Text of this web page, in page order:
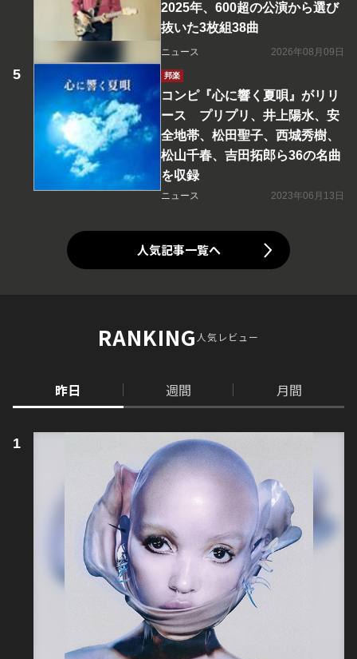
2025年、600超の公演から選び
抜いた3枚組38曲
ニュース 2026年08月09日
邦楽
コンピ『心に響く夏唄』がリリ
ース プリプリ、井上陽水、安
全地帯、松田聖子、西城秀樹、
松山千春、吉田拓郎ら36の名曲
を収録
ニュース 2023年06月13日
人気記事一覧へ
RANKING人気レビュー
昨日 週間 月間